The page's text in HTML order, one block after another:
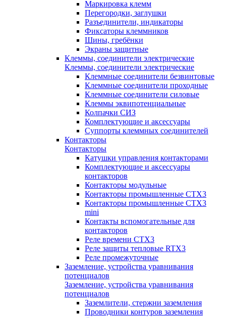
Маркировка клемм
Перегородки, заглушки
Разъединители, индикаторы
Фиксаторы клеммников
Шины, гребёнки
Экраны защитные
Клеммы, соединители электрические
Клеммы, соединители электрические
Клеммные соединители безвинтовые
Клеммные соединители проходные
Клеммные соединители силовые
Клеммы эквипотенциальные
Колпачки СИЗ
Комплектующие и аксессуары
Суппорты клеммных соединителей
Контакторы
Контакторы
Катушки управления контакторами
Комплектующие и аксессуары
контакторов
Контакторы модульные
Контакторы промышленные CTX3
Контакторы промышленные CTX3
mini
Контакты вспомогательные для
контакторов
Реле времени CTX3
Реле защиты тепловые RTX3
Реле промежуточные
Заземление, устройства уравнивания
потенциалов
Заземление, устройства уравнивания
потенциалов
Заземлители, стержни заземления
Проводники контуров заземления